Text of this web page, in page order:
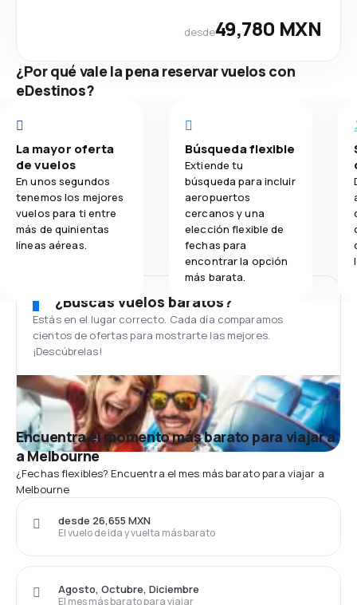
desde49,780 MXN
¿Por qué vale la pena reservar vuelos con
eDestinos?
La mayor oferta
de vuelos
En unos segundos
tenemos los mejores
vuelos para ti entre
más de quinientas
líneas aéreas.
Búsqueda flexible
Extiende tu
búsqueda para incluir
aeropuertos
cercanos y una
elección flexible de
fechas para
encontrar la opción
más barata.
¿Buscas vuelos baratos?
Estás en el lugar correcto. Cada día comparamos
cientos de ofertas para mostrarte las mejores.
¡Descúbrelas!
Encuentra el momento más barato para viajar a
a Melbourne
¿Fechas flexibles? Encuentra el mes más barato para viajar a
Melbourne
El vuelo de ida y vuelta más barato
desde 26,655 MXN
El mes más barato para viajar
Agosto, Octubre, Diciembre